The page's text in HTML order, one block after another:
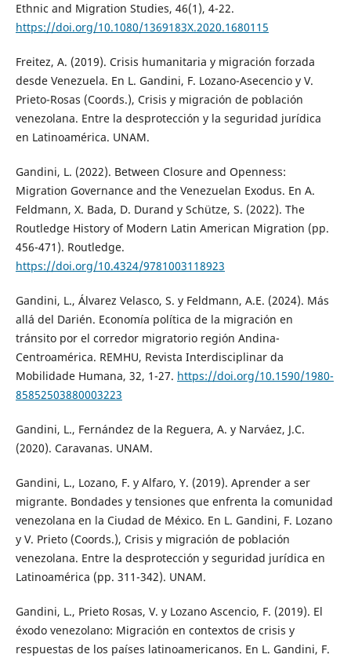
Ethnic and Migration Studies, 46(1), 4-22.
https://doi.org/10.1080/1369183X.2020.1680115
Freitez, A. (2019). Crisis humanitaria y migración forzada
desde Venezuela. En L. Gandini, F. Lozano-Asecencio y V.
Prieto-Rosas (Coords.), Crisis y migración de población
venezolana. Entre la desprotección y la seguridad jurídica
en Latinoamérica. UNAM.
Gandini, L. (2022). Between Closure and Openness:
Migration Governance and the Venezuelan Exodus. En A.
Feldmann, X. Bada, D. Durand y Schütze, S. (2022). The
Routledge History of Modern Latin American Migration (pp.
456-471). Routledge.
https://doi.org/10.4324/9781003118923
Gandini, L., Álvarez Velasco, S. y Feldmann, A.E. (2024). Más
allá del Darién. Economía política de la migración en
tránsito por el corredor migratorio región Andina-
Centroamérica. REMHU, Revista Interdisciplinar da
Mobilidade Humana, 32, 1-27. https://doi.org/10.1590/1980-
85852503880003223
Gandini, L., Fernández de la Reguera, A. y Narváez, J.C.
(2020). Caravanas. UNAM.
Gandini, L., Lozano, F. y Alfaro, Y. (2019). Aprender a ser
migrante. Bondades y tensiones que enfrenta la comunidad
venezolana en la Ciudad de México. En L. Gandini, F. Lozano
y V. Prieto (Coords.), Crisis y migración de población
venezolana. Entre la desprotección y seguridad jurídica en
Latinoamérica (pp. 311-342). UNAM.
Gandini, L., Prieto Rosas, V. y Lozano Ascencio, F. (2019). El
éxodo venezolano: Migración en contextos de crisis y
respuestas de los países latinoamericanos. En L. Gandini, F.